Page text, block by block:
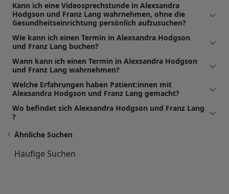
Kann ich eine Videosprechstunde in Alexsandra
Hodgson und Franz Lang wahrnehmen, ohne die
Gesundheitseinrichtung persönlich aufzusuchen?
Wie kann ich einen Termin in Alexsandra Hodgson
und Franz Lang buchen?
Wann kann ich einen Termin in Alexsandra Hodgson
und Franz Lang wahrnehmen?
Welche Erfahrungen haben Patient:innen mit
Alexsandra Hodgson und Franz Lang gemacht?
Wo befindet sich Alexsandra Hodgson und Franz Lang
?
Ähnliche Suchen
Häufige Suchen